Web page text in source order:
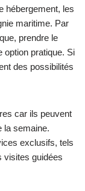
hébergement, les
maritime. Par
prendre le
option pratique. Si
des possibilités
car ils peuvent
la semaine.
exclusifs, tels
visites guidées